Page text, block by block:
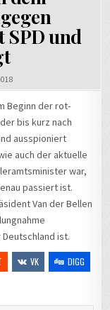
SPD und
Beginn der rot-
bis kurz nach
ausspioniert
auch der aktuelle
war,
passiert ist.
Van der Bellen
ist.
VK
DIGG